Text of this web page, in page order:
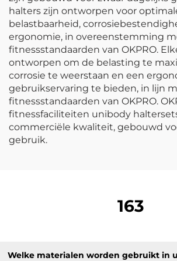
halters zijn ontworpen voor
belastbaarheid,
ergonomie, in overeenstemming
fitnessstandaarden van OKPRO.
ontworpen om de belasting te
corrosie te weerstaan en een
gebruikservaring te bieden, in lijn
fitnessstandaarden van OKPRO.
fitnessfaciliteiten unibody
commerciële kwaliteit, gebouwd
gebruik.
163
Welke materialen worden gebruikt in